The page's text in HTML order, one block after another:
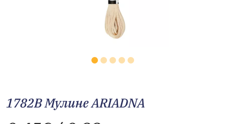
1782B Мулине АRIADNA